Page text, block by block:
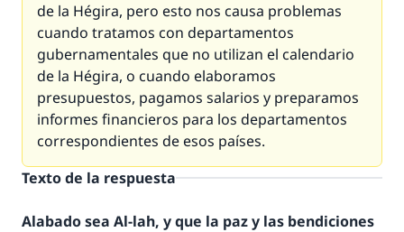
de la Hégira, pero esto nos causa problemas
cuando tratamos con departamentos
gubernamentales que no utilizan el calendario
de la Hégira, o cuando elaboramos
presupuestos, pagamos salarios y preparamos
informes financieros para los departamentos
correspondientes de esos países.
Texto de la respuesta
Alabado sea Al-lah, y que la paz y las bendiciones